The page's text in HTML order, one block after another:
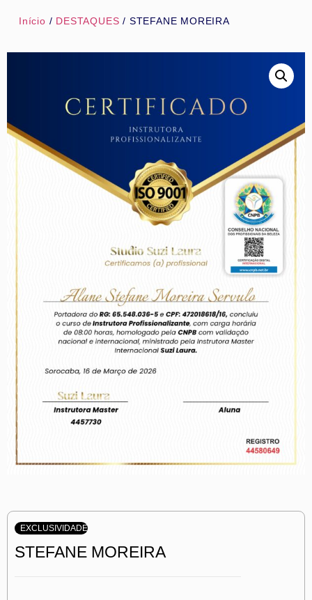
Início / DESTAQUES / STEFANE MOREIRA
EXCLUSIVIDADE
STEFANE MOREIRA